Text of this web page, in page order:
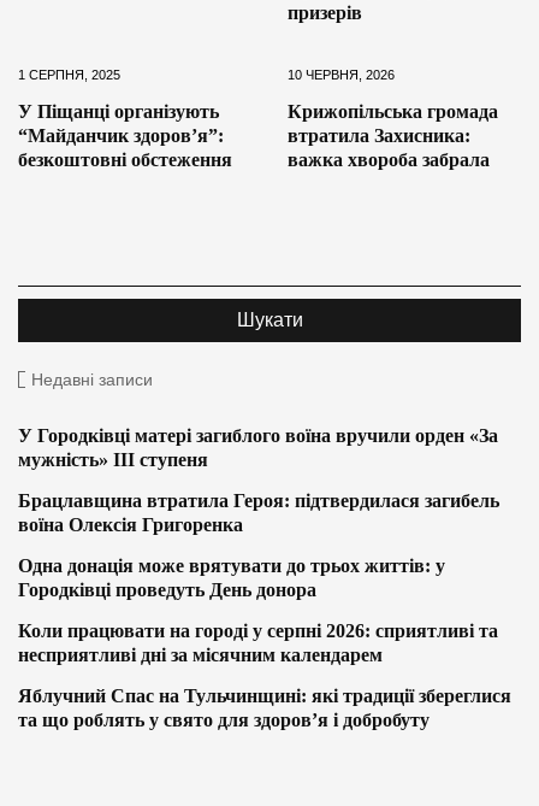
призерів
1 СЕРПНЯ, 2025
У Піщанці організують
“Майданчик здоров’я”:
безкоштовні обстеження
10 ЧЕРВНЯ, 2026
Крижопільська громада
втратила Захисника:
важка хвороба забрала
Недавні записи
У Городківці матері загиблого воїна вручили орден «За
мужність» ІІІ ступеня
Брацлавщина втратила Героя: підтвердилася загибель
воїна Олексія Григоренка
Одна донація може врятувати до трьох життів: у
Городківці проведуть День донора
Коли працювати на городі у серпні 2026: сприятливі та
несприятливі дні за місячним календарем
Яблучний Спас на Тульчинщині: які традиції збереглися
та що роблять у свято для здоров’я і добробуту